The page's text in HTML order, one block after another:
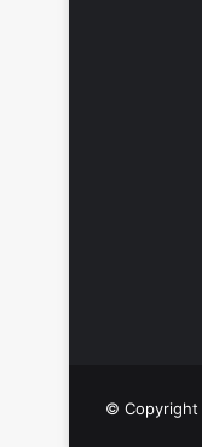
© Copyright